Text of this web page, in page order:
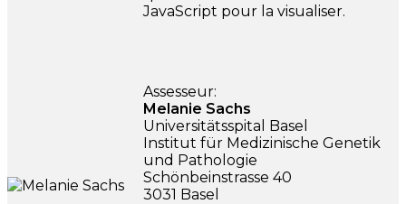
JavaScript pour la visualiser.
Assesseur:
Melanie Sachs
Universitätsspital Basel
Institut für Medizinische Genetik
und Pathologie
Schönbeinstrasse 40
3031 Basel